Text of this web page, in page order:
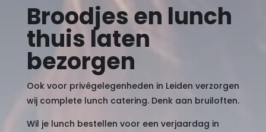
Broodjes en lunch
thuis laten
bezorgen
Ook voor privégelegenheden in Leiden verzorgen
wij complete lunch catering. Denk aan bruiloften.
Wil je lunch bestellen voor een verjaardag in